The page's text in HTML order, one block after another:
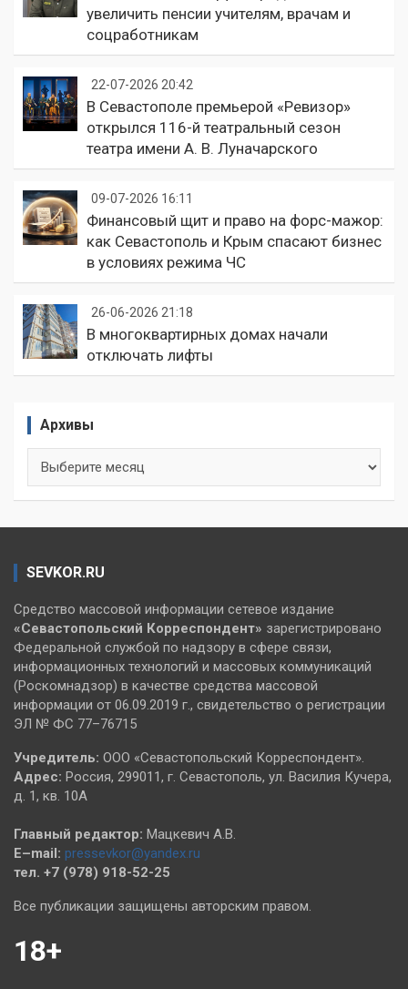
увеличить пенсии учителям, врачам и
соцработникам
22-07-2026 20:42
В Севастополе премьерой «Ревизор»
открылся 116-й театральный сезон
театра имени А. В. Луначарского
09-07-2026 16:11
Финансовый щит и право на форс-мажор:
как Севастополь и Крым спасают бизнес
в условиях режима ЧС
26-06-2026 21:18
В многоквартирных домах начали
отключать лифты
Архивы
SEVKOR.RU
Средство массовой информации сетевое издание
«Севастопольский Корреспондент» зарегистрировано
Федеральной службой по надзору в сфере связи,
информационных технологий и массовых коммуникаций
(Роскомнадзор) в качестве средства массовой
информации от 06.09.2019 г., свидетельство о регистрации
ЭЛ № ФС 77–76715
Учредитель: ООО «Севастопольский Корреспондент».
Адрес: Россия, 299011, г. Севастополь, ул. Василия Кучера,
д. 1, кв. 10А
Главный редактор: Мацкевич А.В.
E–mail: pressevkor@yandex.ru
тел. +7 (978) 918-52-25
Все публикации защищены авторским правом.
18+